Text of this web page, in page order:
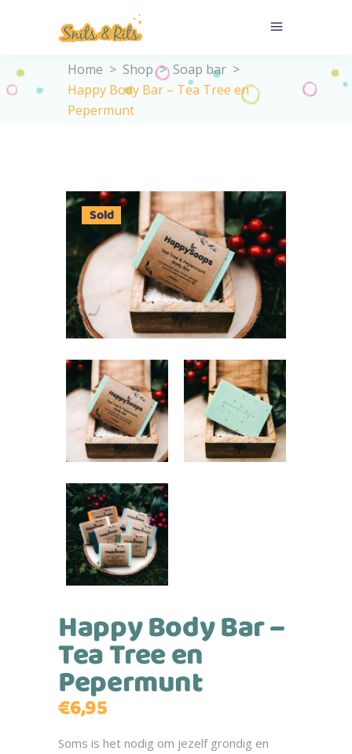
Home > Shop> Soap bar >
Happy Body Bar – Tea Tree en
Pepermunt
Sold
Happy Body Bar –
Tea Tree en
Pepermunt
€6,95
Soms is het nodig om jezelf grondig en